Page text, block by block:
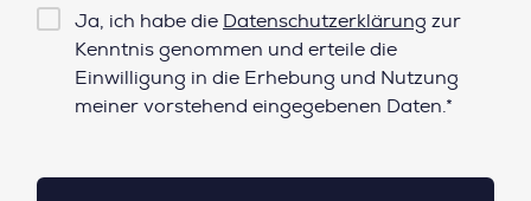
Checkbox
Datenschutz*
Ja, ich habe die Datenschutzerklärung zur
Kenntnis genommen und erteile die
Einwilligung in die Erhebung und Nutzung
meiner vorstehend eingegebenen Daten.*